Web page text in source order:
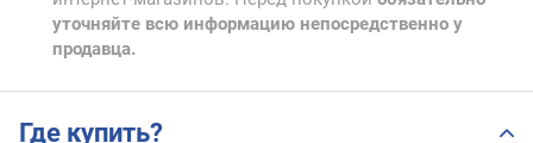
уточняйте всю информацию непосредственно у
продавца.
Где купить?